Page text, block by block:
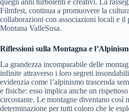
Filmfest, continua a promuovere la
collaborazioni con associazioni locali e
Montana ValleSusa.
Riflessioni sulla Montagna e
La grandezza incomparabile delle
infinite attraverso i loro segreti
evidenzia come l’alpinismo trascenda
e fisiche: esso implica anche un
circostante. Le montagne diventano così
determinazione per tutti coloro che le